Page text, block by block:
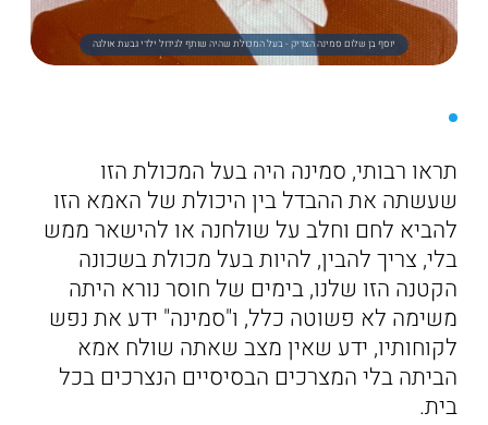
יוסף בן שלום סמינה הצדיק - בעל המכולת שהיה שותף לגידול ילדי גבעת אולגה
תראו רבותי, סמינה היה בעל המכולת הזו
שעשתה את ההבדל בין היכולת של האמא הזו
להביא לחם וחלב על שולחנה או להישאר ממש
בלי, צריך להבין, להיות בעל מכולת בשכונה
הקטנה הזו שלנו, בימים של חוסר נורא היתה
משימה לא פשוטה כלל, ו"סמינה" ידע את נפש
לקוחותיו, ידע שאין מצב שאתה שולח אמא
הביתה בלי המצרכים הבסיסיים הנצרכים בכל
בית.